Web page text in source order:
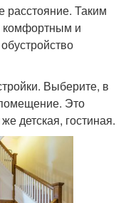
расстояние. Таким
комфортным и
Выберите, в
помещение. Это
детская, гостиная.